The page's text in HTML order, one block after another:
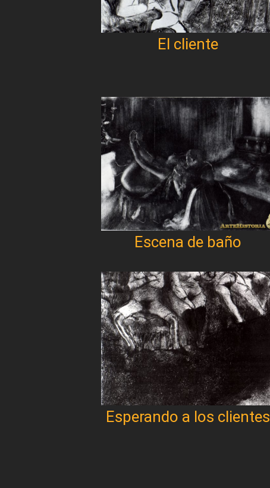
El cliente
Escena de baño
Esperando a los clientes